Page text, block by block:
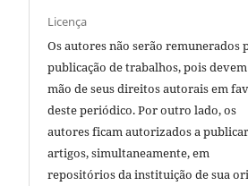
Licença
Os autores não serão remunerados
publicação de trabalhos, pois
mão de seus direitos autorais em
deste periódico. Por outro lado, os
autores ficam autorizados a
artigos, simultaneamente, em
repositórios da instituição de sua